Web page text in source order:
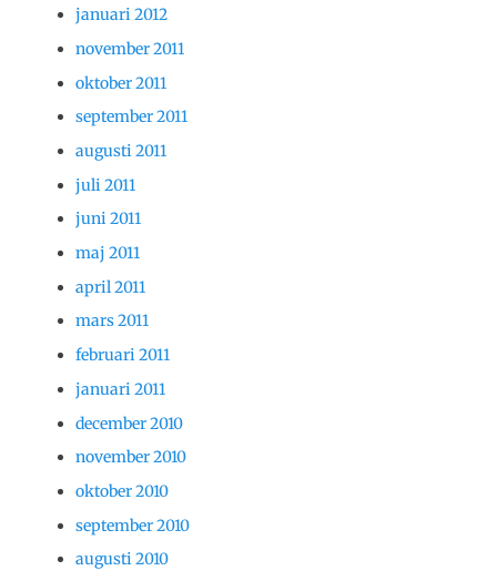
januari 2012
november 2011
oktober 2011
september 2011
augusti 2011
juli 2011
juni 2011
maj 2011
april 2011
mars 2011
februari 2011
januari 2011
december 2010
november 2010
oktober 2010
september 2010
augusti 2010